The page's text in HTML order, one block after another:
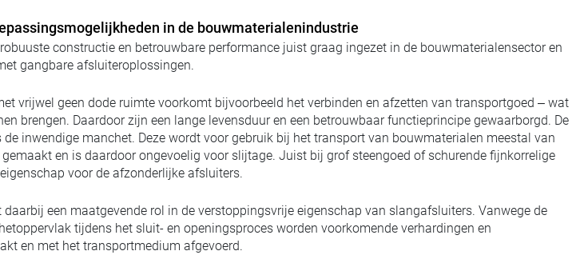
in de bouwmaterialenindustrie
constructie en betrouwbare performance juist graag ingezet in de bouwmaterialensector en
gangbare afsluiteroplossingen.
vrijwel geen dode ruimte voorkomt bijvoorbeeld het verbinden en afzetten van transportgoed – wat
brengen. Daardoor zijn een lange levensduur en een betrouwbaar functieprincipe gewaarborgd. De
inwendige manchet. Deze wordt voor gebruik bij het transport van bouwmaterialen meestal van
en is daardoor ongevoelig voor slijtage. Juist bij grof steengoed of schurende fijnkorrelige
voor de afzonderlijke afsluiters.
een maatgevende rol in de verstoppingsvrije eigenschap van slangafsluiters. Vanwege de
tijdens het sluit- en openingsproces worden voorkomende verhardingen en
en met het transportmedium afgevoerd.